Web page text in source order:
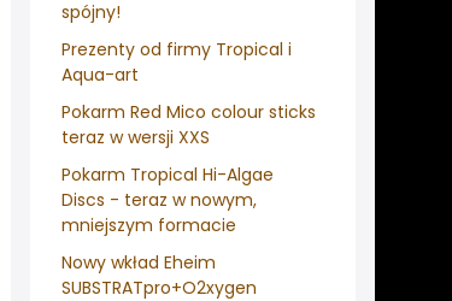
spójny!
Prezenty od firmy Tropical i
Aqua-art
Pokarm Red Mico colour sticks
teraz w wersji XXS
Pokarm Tropical Hi-Algae
Discs - teraz w nowym,
mniejszym formacie
Nowy wkład Eheim
SUBSTRATpro+O2xygen